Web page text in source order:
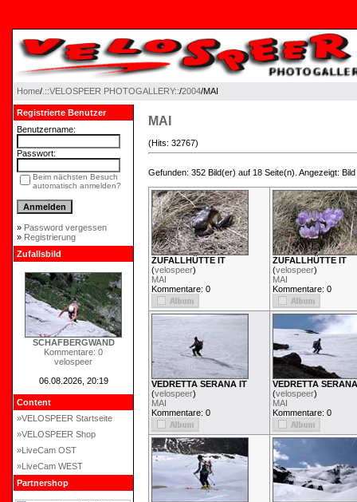
Home/ .::VELOSPEER PHOTOGALLERY::/2004/MAI
Registrierte Benutzer
Benutzername:
Passwort:
Beim nächsten Besuch
automatisch anmelden?
» Password vergessen
» Registrierung
Zufallsbild
SCHAFBERGWAND
Kommentare: 0
velospeer
06.08.2026, 20:19
Content
»VELOSPEER Startseite
»VELOSPEER Shop
»LiveCam OST
»LiveCam WEST
Partnershop
MAI
(Hits: 32767)
Gefunden: 352 Bild(er) auf 18 Seite(n). Angezeigt:
ZUFALLHÜTTE IT
(velospeer)
MAI
Kommentare: 0
ZUFALLHÜTTE IT
(velospeer)
MAI
Kommentare: 0
VEDRETTA SERANA IT
(velospeer)
MAI
Kommentare: 0
VEDRETTA
(velospeer)
MAI
Kommentare: 0